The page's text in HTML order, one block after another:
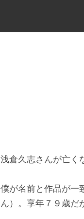
浅倉久志さんが亡く
僕が名前と作品が一
ん）。享年７９歳だ